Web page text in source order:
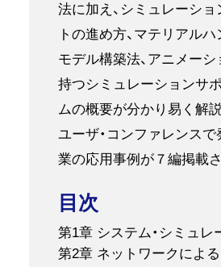
法に加え、シミュレーショ
トの進め方、マテリアル
モデル構築法、アニメー
持つシミュレーションサ
ムの概要が分かり易く解
ユーザ・コンファレンス
業の応用事例が７編掲載さ
目次
第1章 システム・シミュレ
第2章 ネットワークによ